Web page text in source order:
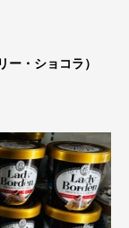
・ショコラ）